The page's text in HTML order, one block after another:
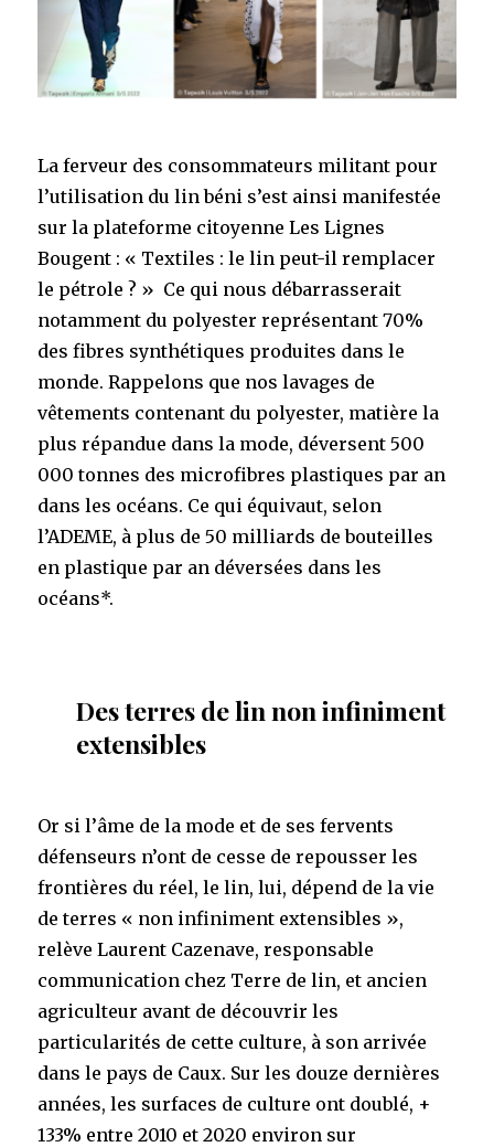
La ferveur des consommateurs militant pour
l’utilisation du lin béni s’est ainsi manifestée
sur la plateforme citoyenne Les Lignes
Bougent : « Textiles : le lin peut-il remplacer
le pétrole ? » Ce qui nous débarrasserait
notamment du polyester représentant 70%
des fibres synthétiques produites dans le
monde. Rappelons que nos lavages de
vêtements contenant du polyester, matière la
plus répandue dans la mode, déversent 500
000 tonnes des microfibres plastiques par an
dans les océans. Ce qui équivaut, selon
l’ADEME, à plus de 50 milliards de bouteilles
en plastique par an déversées dans les
océans*.
Des terres de lin non infiniment
extensibles
Or si l’âme de la mode et de ses fervents
défenseurs n’ont de cesse de repousser les
frontières du réel, le lin, lui, dépend de la vie
de terres « non infiniment extensibles »,
relève Laurent Cazenave, responsable
communication chez Terre de lin, et ancien
agriculteur avant de découvrir les
particularités de cette culture, à son arrivée
dans le pays de Caux. Sur les douze dernières
années, les surfaces de culture ont doublé, +
133% entre 2010 et 2020 environ sur